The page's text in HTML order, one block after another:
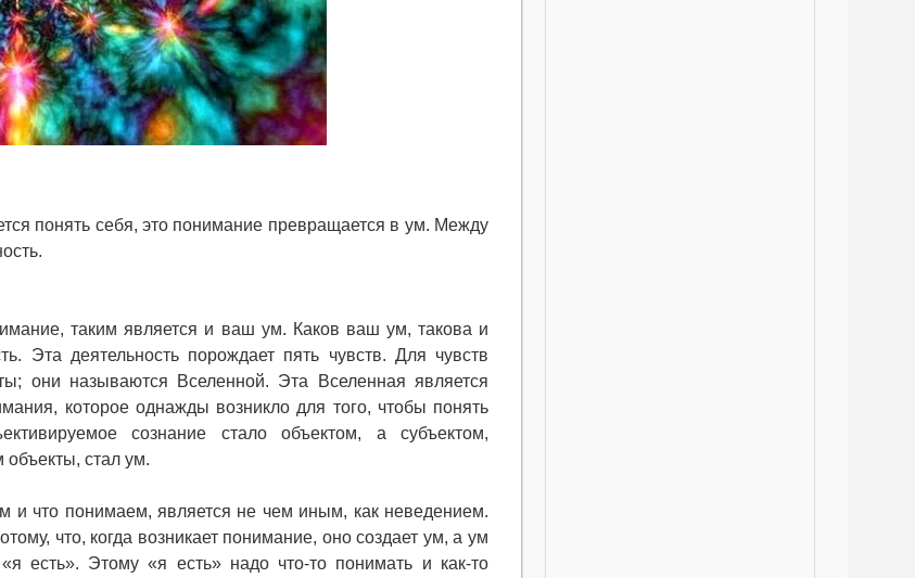
понять себя, это понимание превращается в ум. Между
таким является и ваш ум. Каков ваш ум, такова и
Эта деятельность порождает пять чувств. Для чувств
они называются Вселенной. Эта Вселенная является
которое однажды возникло для того, чтобы понять
сознание стало объектом, а субъектом,
стал ум.
и что понимаем, является не чем иным, как неведением.
что, когда возникает понимание, оно создает ум, а ум
есть». Этому «я есть» надо что-то понимать и как-то